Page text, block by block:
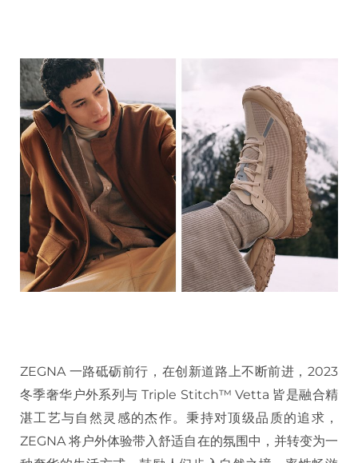
ZEGNA 一路砥砺前行，在创新道路上不断前进，2023
冬季奢华户外系列与 Triple Stitch™ Vetta 皆是融合精
湛工艺与自然灵感的杰作。秉持对顶级品质的追求，
ZEGNA 将户外体验带入舒适自在的氛围中，并转变为一